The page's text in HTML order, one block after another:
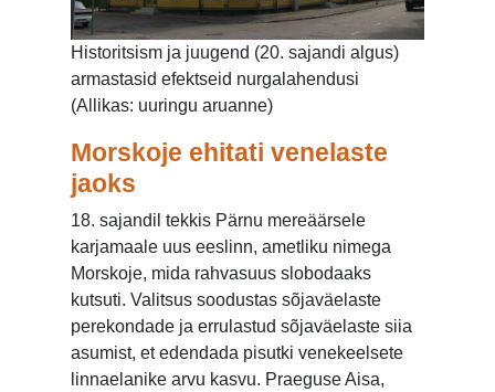
Historitsism ja juugend (20. sajandi algus)
armastasid efektseid nurgalahendusi
(Allikas: uuringu aruanne)
Morskoje ehitati venelaste
jaoks
18. sajandil tekkis Pärnu mereäärsele
karjamaale uus eeslinn, ametliku nimega
Morskoje, mida rahvasuus slobodaaks
kutsuti. Valitsus soodustas sõjaväelaste
perekondade ja errulastud sõjaväelaste siia
asumist, et edendada pisutki venekeelsete
linnaelanike arvu kasvu. Praeguse Aisa,